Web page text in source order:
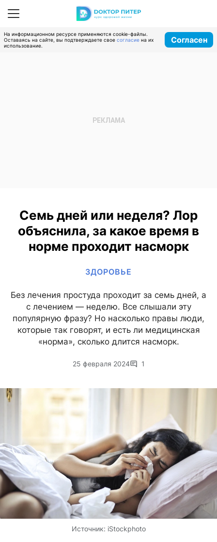
На информационном ресурсе применяются cookie-файлы.
Оставаясь на сайте, вы подтверждаете свое согласие на их
использование.
Согласен
Семь дней или неделя? Лор
объяснила, за какое время в
норме проходит насморк
ЗДОРОВЬЕ
Без лечения простуда проходит за семь дней, а
с лечением — неделю. Все слышали эту
популярную фразу? Но насколько правы люди,
которые так говорят, и есть ли медицинская
«норма», сколько длится насморк.
25 февраля 2024 1
Источник: iStockphoto